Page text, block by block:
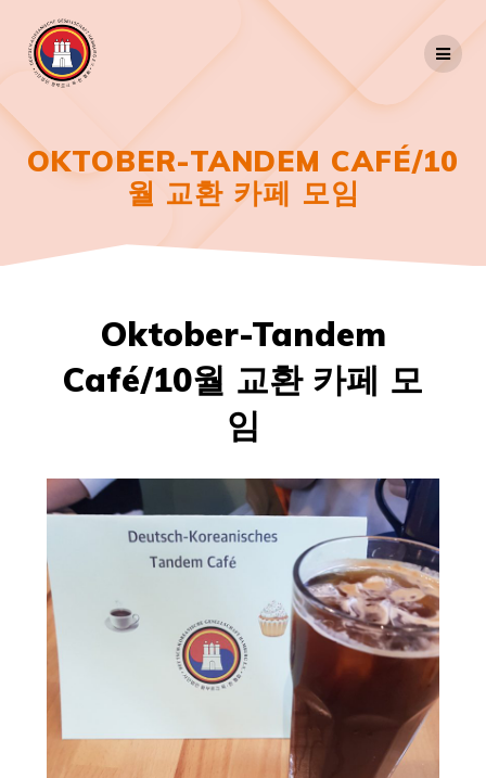
OKTOBER-TANDEM CAFÉ/10
월 교환 카페 모임
Oktober-Tandem
Café/10월 교환 카페 모
임